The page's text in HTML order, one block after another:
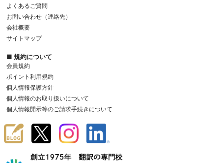
よくあるご質問
お問い合わせ（連絡先）
会社概要
サイトマップ
■ 規約について
会員規約
ポイント利用規約
個人情報保護方針
個人情報のお取り扱いについて
個人情報開示等のご請求手続きについて